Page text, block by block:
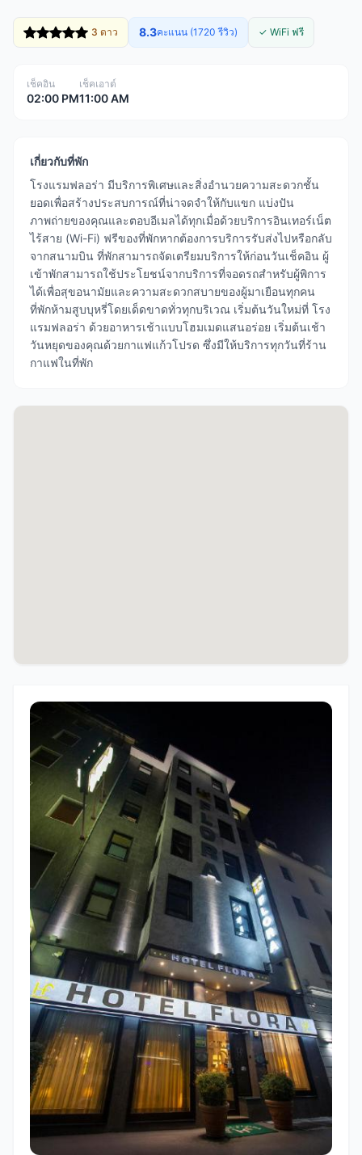
3 ดาว 8.3คะแนน (1720 รีวิว) ✓ WiFi ฟรี
เช็คอิน
02:00 PM
เช็คเอาต์
11:00 AM
เกี่ยวกับที่พัก
โรงแรมฟลอร่า มีบริการพิเศษและสิ่งอำนวยความสะดวกชั้น
ยอดเพื่อสร้างประสบการณ์ที่น่าจดจำให้กับแขก แบ่งปัน
ภาพถ่ายของคุณและตอบอีเมลได้ทุกเมื่อด้วยบริการอินเทอร์เน็ต
ไร้สาย (Wi-Fi) ฟรีของที่พักหากต้องการบริการรับส่งไปหรือกลับ
จากสนามบิน ที่พักสามารถจัดเตรียมบริการให้ก่อนวันเช็คอิน ผู้
เข้าพักสามารถใช้ประโยชน์จากบริการที่จอดรถสำหรับผู้พิการ
ได้เพื่อสุขอนามัยและความสะดวกสบายของผู้มาเยือนทุกคน
ที่พักห้ามสูบบุหรี่โดยเด็ดขาดทั่วทุกบริเวณ เริ่มต้นวันใหม่ที่ โรง
แรมฟลอร่า ด้วยอาหารเช้าแบบโฮมเมดแสนอร่อย เริ่มต้นเช้า
วันหยุดของคุณด้วยกาแฟแก้วโปรด ซึ่งมีให้บริการทุกวันที่ร้าน
กาแฟในที่พัก